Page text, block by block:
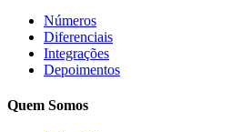
Números
Diferenciais
Integrações
Depoimentos
Quem Somos